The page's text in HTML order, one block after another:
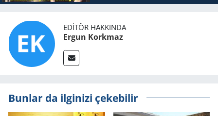
EDITÖR HAKKINDA
Ergun Korkmaz
Bunlar da ilginizi çekebilir